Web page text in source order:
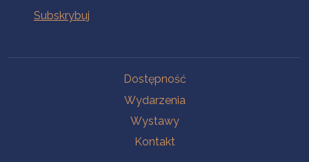
Dostępność
Wydarzenia
Wystawy
Kontakt